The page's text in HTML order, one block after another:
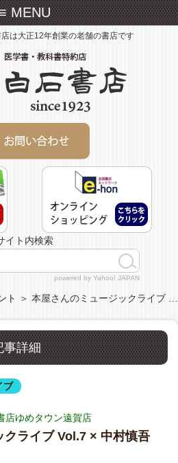
MENU
は大正12年創業の老舗の書店です
イト内検索
powered by Yahoo! JAPAN
ト ＞ 本屋さんのミュージックライブ …
詳細
ブ
店ゆめタウン遠賀店
クライブ Vol.7 × 中村慎吾